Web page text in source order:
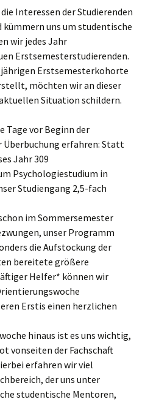
Interessen der Studierenden
kümmern uns um studentische
wir jedes Jahr
Erstsemesterstudierenden.
Erstsemesterkohorte
möchten wir an dieser
Situation schildern.
Tage vor Beginn der
Überbuchung erfahren: Statt
Jahr 309
Psychologiestudium in
Studiengang 2,5-fach
im Sommersemester
unser Programm
die Aufstockung der
bereitete größere
Helfer* können wir
Erstis einen herzlichen
hinaus ist es uns wichtig,
vonseiten der Fachschaft
erfahren wir viel
der uns unter
studentische Mentoren,